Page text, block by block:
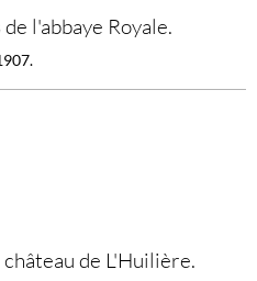
l'abbaye Royale.
de L'Huilière.